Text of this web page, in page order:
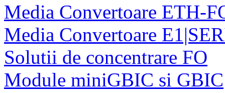
Media Convertoare ETH-
Media Convertoare
Solutii de concentrare FO
Module miniGBIC si GBIC